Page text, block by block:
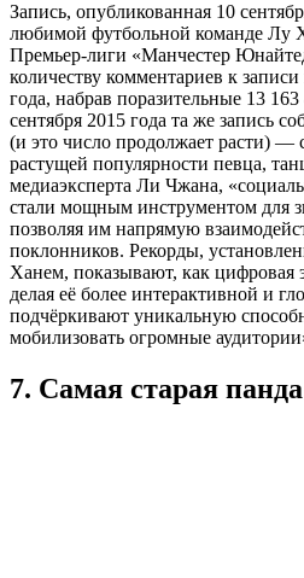
Запись, опубликованная 10
любимой футбольной команде Лу
Премьер-лиги «Манчестер
количеству комментариев к
года, набрав поразительные 13
сентября 2015 года та же запись
(и это число продолжает расти) —
растущей популярности певца,
медиаэксперта Ли Чжана,
стали мощным инструментом для
позволяя им напрямую
поклонников. Рекорды,
Ханем, показывают, как цифровая
делая её более интерактивной и
подчёркивают уникальную
мобилизовать огромные
7. Самая старая панда